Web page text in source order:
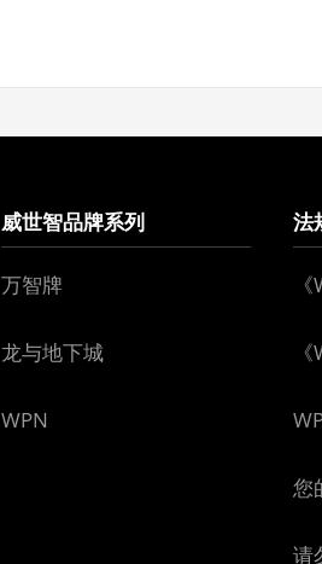
威世智品牌系列
万智牌
龙与地下城
WPN
法
您
请